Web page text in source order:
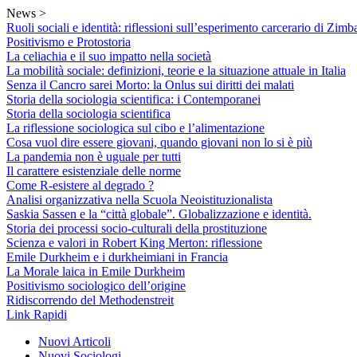
Skip
to
content
News >
Ruoli sociali e identità: riflessioni sull’esperimento carcerario di
Positivismo e Protostoria
La celiachia e il suo impatto nella società
La mobilità sociale: definizioni, teorie e la situazione attuale in Italia
Senza il Cancro sarei Morto: la Onlus sui diritti dei malati
Storia della sociologia scientifica: i Contemporanei
Storia della sociologia scientifica
La riflessione sociologica sul cibo e l’alimentazione
Cosa vuol dire essere giovani, quando giovani non lo si è più
La pandemia non è uguale per tutti
Il carattere esistenziale delle norme
Come R-esistere al degrado ?
Analisi organizzativa nella Scuola Neoistituzionalista
Saskia Sassen e la “città globale”. Globalizzazione e identità.
Storia dei processi socio-culturali della prostituzione
Scienza e valori in Robert King Merton: riflessione
Emile Durkheim e i durkheimiani in Francia
La Morale laica in Emile Durkheim
Positivismo sociologico dell’origine
Ridiscorrendo del Methodenstreit
Link Rapidi
Nuovi Articoli